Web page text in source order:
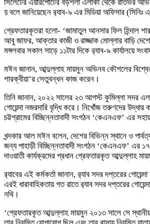
সিলেটের এয়ারপোর্টের বড়শলা এলাকা থেকে রাতভর
য় বলে জানিয়েছেন র‍্যাব-৯ এর মিডিয়া অফিসার
গ্রেফতারকৃতরা হলো- ‘জামাতুল আনসার ফিল হিন্দাল
আবু জাফর, আক্তার কাজী ও রাজ্জাক মোল্লার বাড়ি
মঙ্গলবার সকাল সাড়ে ১১টার দিকে র‍্যাব-৯ কার্যালয়ে
মঈন জানান, আব্দুল্লাহ মায়মুন অভিনব কৌশলের
শারক্বীয়া’র সেতুবন্ধন কাজ করেন।
তিনি জানান, ২০২২ সালের ২৩ আগস্ট কুমিল্লা সদর
গোয়েন্দা নজরদারি বৃদ্ধি করে। নিখোঁজ তরুণদের উদ্ধার
চট্টগ্রামের বিচ্ছিন্নতাবাদী সংগঠন ‘কেএনএফ’ এর
খন্দকার আল মঈন বলেন, দেশের বিভিন্ন স্থানে ও
জন্য পাহাড়ী বিচ্ছিন্নতাবাদী সংগঠন ‘কেএনএফ’
দাওয়াতী কার্যক্রমের প্রধান গ্রেফতারকৃত আব্দুল্লাহ
র‍্যাবের এই কর্মকর্তা জানান, র‍্যাব সদর দপ্তরের
এরই ধারাবাহিকতায় গত রাতে র‍্যাব সদর দপ্তরের
নথি।
‘গ্রেফতারকৃত আব্দুল্লাহ মায়মুন ২০১৩ সালে সে